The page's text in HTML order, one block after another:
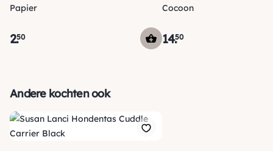
Je ontvangt een track & trace code van ons zodat je je
pakketje kan volgen. Voor orders tot € 15.00 zijn de
verzendkosten € 5.95, daarna € 3.95
Papier
2.50
Cocoon
14.50
Andere kochten ook